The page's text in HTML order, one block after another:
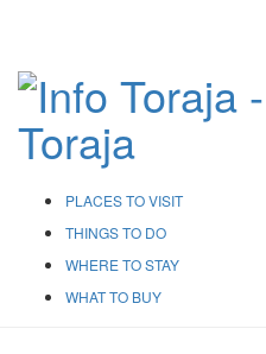
PLACES TO VISIT
THINGS TO DO
WHERE TO STAY
WHAT TO BUY